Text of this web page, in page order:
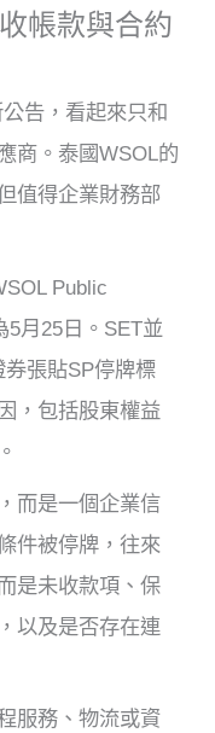
帳款與合約
告，看起來只和
商。泰國WSOL的
值得企業財務部
Public
5月25日。SET並
張貼SP停牌標
，包括股東權益
而是一個企業信
件被停牌，往來
是未收款項、保
以及是否存在連
服務、物流或資